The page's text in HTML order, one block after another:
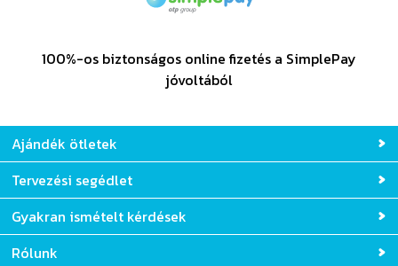
100%-os biztonságos online fizetés a SimplePay
jóvoltából
Ajándék ötletek
Tervezési segédlet
Gyakran ismételt kérdések
Rólunk